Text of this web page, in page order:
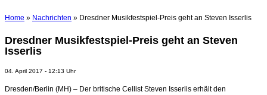
Home » Nachrichten » Dresdner Musikfestspiel-Preis geht an Steven Isserlis
Dresdner Musikfestspiel-Preis geht an Steven
Isserlis
04. April 2017 - 12:13 Uhr
Dresden/Berlin (MH) – Der britische Cellist Steven Isserlis erhält den